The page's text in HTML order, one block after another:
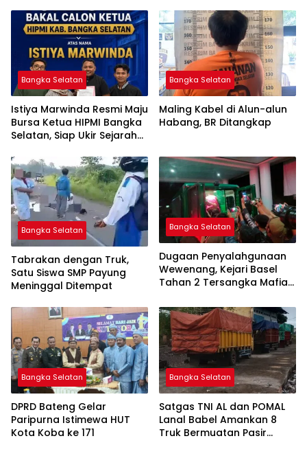
Bangka Selatan
Istiya Marwinda Resmi Maju
Bursa Ketua HIPMI Bangka
Selatan, Siap Ukir Sejarah
Pertama
Bangka Selatan
Maling Kabel di Alun-alun
Habang, BR Ditangkap
Bangka Selatan
Tabrakan dengan Truk,
Satu Siswa SMP Payung
Meninggal Ditempat
Bangka Selatan
Dugaan Penyalahgunaan
Wewenang, Kejari Basel
Tahan 2 Tersangka Mafia
Bangka Selatan
DPRD Bateng Gelar
Paripurna Istimewa HUT
Kota Koba ke 171
Bangka Selatan
Satgas TNI AL dan POMAL
Lanal Babel Amankan 8
Truk Bermuatan Pasir